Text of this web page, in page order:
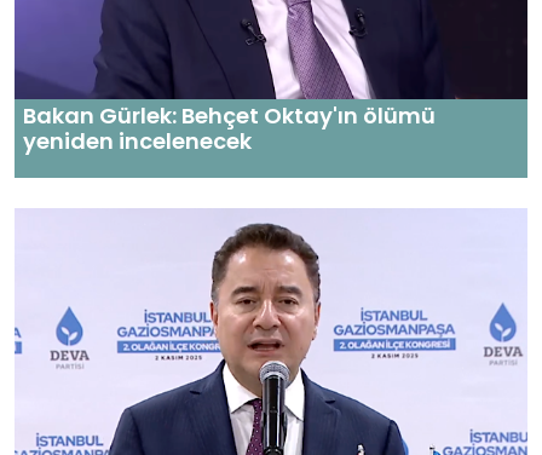
Bakan Gürlek: Behçet Oktay'ın ölümü
yeniden incelenecek